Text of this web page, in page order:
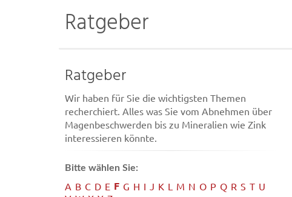
Ratgeber
Ratgeber
Wir haben für Sie die wichtigsten Themen
recherchiert. Alles was Sie vom Abnehmen über
Magenbeschwerden bis zu Mineralien wie Zink
interessieren könnte.
Bitte wählen Sie:
A B C D E F G H I J K L M N O P Q R S T U